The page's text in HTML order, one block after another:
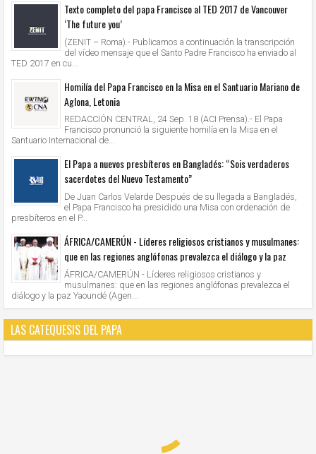
Texto completo del papa Francisco al TED 2017 de Vancouver
‘The future you’
(ZENIT – Roma).- Publicamos a continuación la transcripción
del vídeo mensaje que el Santo Padre Francisco ha enviado al
TED 2017 en cu...
Homilía del Papa Francisco en la Misa en el Santuario Mariano de
Aglona, Letonia
REDACCIÓN CENTRAL, 24 Sep. 18 (ACI Prensa).- El Papa
Francisco pronunció la siguiente homilía en la Misa en el
Santuario Internacional de...
El Papa a nuevos presbíteros en Bangladés: “Sois verdaderos
sacerdotes del Nuevo Testamento”
De Juan Carlos Velarde Después de su llegada a Bangladés,
el Papa Francisco ha presidido una Misa con ordenación de
presbíteros en el P...
ÁFRICA/CAMERÚN - Líderes religiosos cristianos y musulmanes:
que en las regiones anglófonas prevalezca el diálogo y la paz
ÁFRICA/CAMERÚN - Líderes religiosos cristianos y
musulmanes: que en las regiones anglófonas prevalezca el
diálogo y la paz Yaoundé (Agen...
LAS CATEQUESIS DEL PAPA